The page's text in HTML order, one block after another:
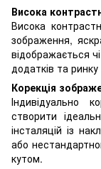
Висока
Висока
зображення,
відображається
додатків та ринку
Корекція
Індивідуально
створити
інсталяцій із
або
кутом.